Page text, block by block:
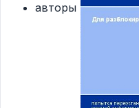
авторы